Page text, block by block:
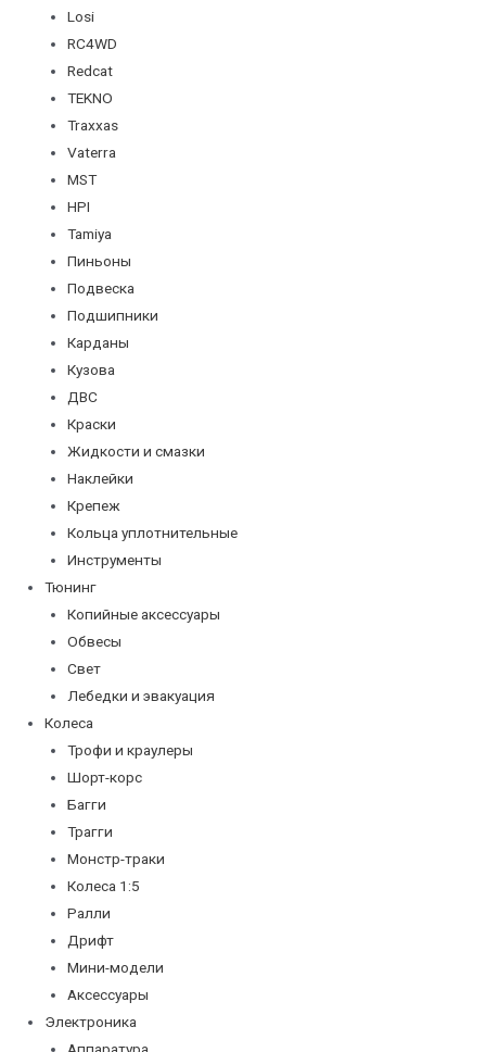
Losi
RC4WD
Redcat
TEKNO
Traxxas
Vaterra
MST
HPI
Tamiya
Пиньоны
Подвеска
Подшипники
Карданы
Кузова
ДВС
Краски
Жидкости и смазки
Наклейки
Крепеж
Кольца уплотнительные
Инструменты
Тюнинг
Копийные аксессуары
Обвесы
Свет
Лебедки и эвакуация
Колеса
Трофи и краулеры
Шорт-корс
Багги
Трагги
Монстр-траки
Колеса 1:5
Ралли
Дрифт
Мини-модели
Аксессуары
Электроника